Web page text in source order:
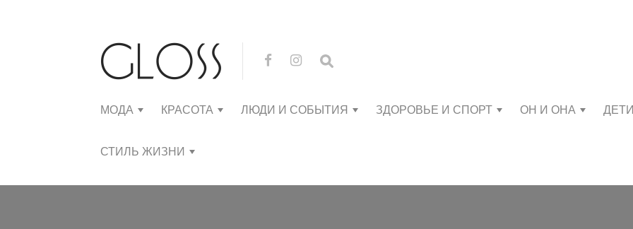
МОДА КРАСОТА ЛЮДИ И СОБЫТИЯ ЗДОРОВЬЕ И СПОРТ ОН И ОНА ДЕТИ
СТИЛЬ ЖИЗНИ